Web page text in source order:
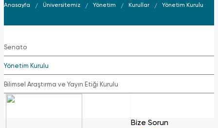
Anasayfa Üniversitemiz Yönetim Kurullar Yönetim Kurulu
Senato
Yönetim Kurulu
Bilimsel Araştırma ve Yayın Etiği Kurulu
Bize Sorun